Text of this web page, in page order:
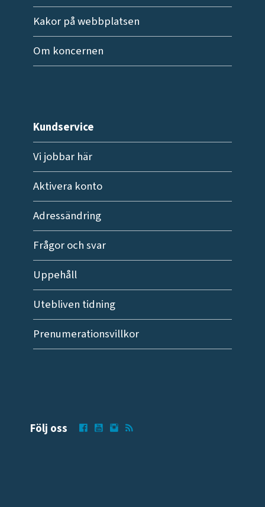
Kakor på webbplatsen
Om koncernen
Kundservice
Vi jobbar här
Aktivera konto
Adressändring
Frågor och svar
Uppehåll
Utebliven tidning
Prenumerationsvillkor
Följ oss